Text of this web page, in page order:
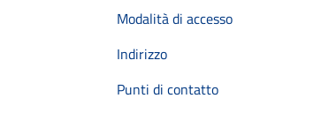
Modalità di accesso
Indirizzo
Punti di contatto